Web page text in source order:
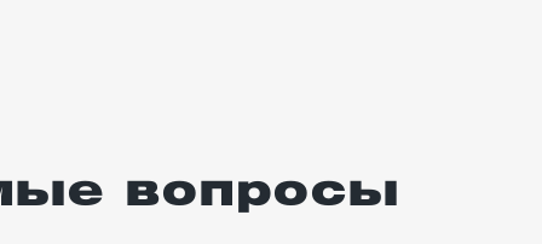
даже такие, которые способны перемещать
вопросы